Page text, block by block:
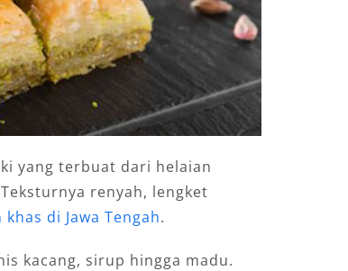
yang terbuat dari helaian
renyah, lengket
khas di Jawa Tengah.
kacang, sirup hingga madu.